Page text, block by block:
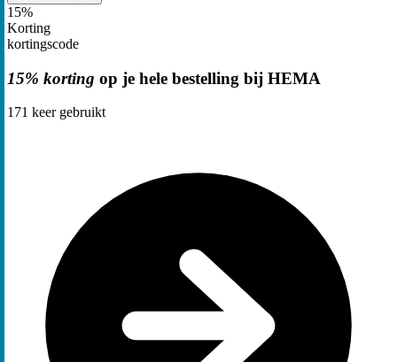
15%
Korting
kortingscode
15% korting op je hele bestelling bij HEMA
171 keer gebruikt